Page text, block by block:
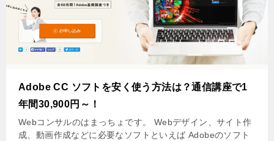
Adobe CC ソフトを安く使う方法は？通信講座で1
年間30,900円～！
Webコンサルのはまっちょです。 Webデザイン、サイト作
成、動画作成などに必要なソフトといえば Adobeのソフト